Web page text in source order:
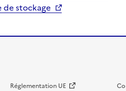
de stockage
Réglementation UE